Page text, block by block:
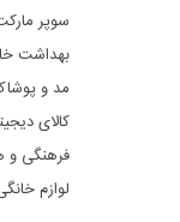
سوپر
بهداشت
مد و
کالای
فرهنگی و
لوازم